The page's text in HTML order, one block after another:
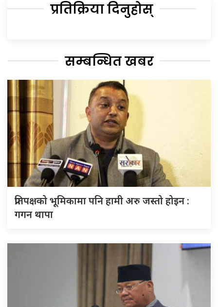
प्रतिक्रिया दिनुहोस्
सम्बन्धित खबर
प्रतिपक्षको भूमिकामा पनि हामी अरु जस्तो होइन :
गगन थापा